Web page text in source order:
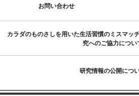
お問い合わせ
カラダのものさしを用いた生活習慣のミスマッ
究へのご協力につい
研究情報の公開につ